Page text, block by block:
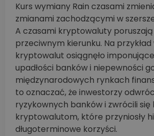
Kurs wymiany Rain czasami
zmianami zachodzącymi w
A czasami kryptowaluty poruszają
przeciwnym kierunku. Na przykład
kryptowalut osiągnęło
upadłości banków i niepewności
międzynarodowych rynkach
to oznaczać, że inwestorzy
ryzykownych banków i zwrócili się
kryptowalutom, które przyniosły
długoterminowe korzyści.